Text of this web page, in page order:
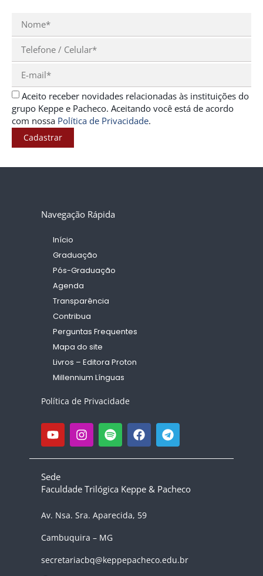
Aceito receber novidades relacionadas às instituições do
grupo Keppe e Pacheco. Aceitando você está de acordo
com nossa Política de Privacidade.
Cadastrar
Navegação Rápida
Início
Graduação
Pós-Graduação
Agenda
Transparência
Contribua
Perguntas Frequentes
Mapa do site
Livros – Editora Proton
Millennium Línguas
Política de Privacidade
Sede
Faculdade Trilógica Keppe & Pacheco
Av. Nsa. Sra. Aparecida, 59
Cambuquira – MG
secretariacbq@keppepacheco.edu.br